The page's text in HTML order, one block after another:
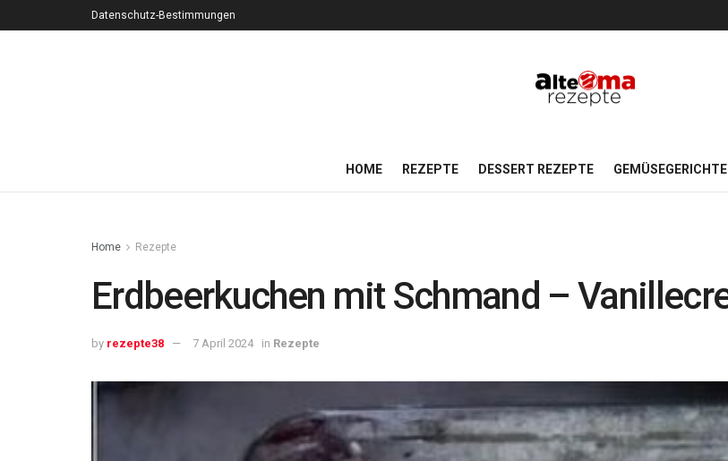
Datenschutz-Bestimmungen
HOME REZEPTE DESSERT REZEPTE GEMÜSEGERICHTE
Home Rezepte
Erdbeerkuchen mit Schmand –
by rezepte38 7 April 2024 in Rezepte